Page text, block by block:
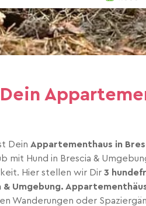
Dein
Dein Appartementhaus in
mit Hund in Brescia &
Hier stellen wir Dir 3
& Umgebung.
Wanderungen oder